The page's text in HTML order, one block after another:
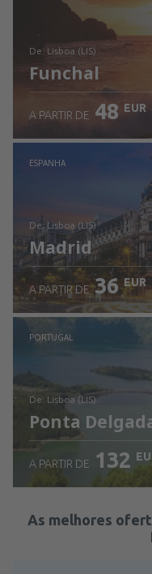
de: Lisboa (LIS)
Funchal
Ver detalhes
A PARTIR DE 48 EUR
ESPANHA
de: Lisboa (LIS)
Madrid
Ver detalhes
A PARTIR DE 36 EUR
PORTUGAL
de: Lisboa (LIS)
Ponta
Ver detalhes
A PARTIR DE 132
As melhores